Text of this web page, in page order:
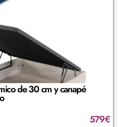
de 30 cm y canapé
579€